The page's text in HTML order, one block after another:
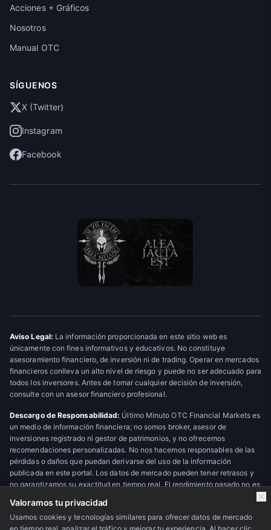
Acciones + Gráficos
Nosotros
Manual OTC
SÍGUENOS
X (Twitter)
Instagram
Facebook
Aviso Legal: La información proporcionada en este sitio web es
únicamente con fines informativos y educativos. No constituye
asesoramiento financiero, de inversión ni de trading. Operar en mercados
financieros conlleva un alto nivel de riesgo y puede no ser adecuado para
todos los inversores. Antes de tomar cualquier decisión de inversión,
consulte con un asesor financiero profesional.
Descargo de Responsabilidad: Último Minuto OTC Financial Markets es
un medio de información financiera; no somos broker, asesor de
inversiones registrado ni gestor de patrimonios, y no ofrecemos
recomendaciones personalizadas. No nos hacemos responsables de las
pérdidas o daños que puedan derivarse del uso de la información
publicada en este portal. Los datos de mercado pueden tener retrasos y
no garantizamos su exactitud en tiempo real. El rendimiento pasado no es
Valoramos tu privacidad
Usamos cookies y tecnologías similares para ofrecer datos de mercado